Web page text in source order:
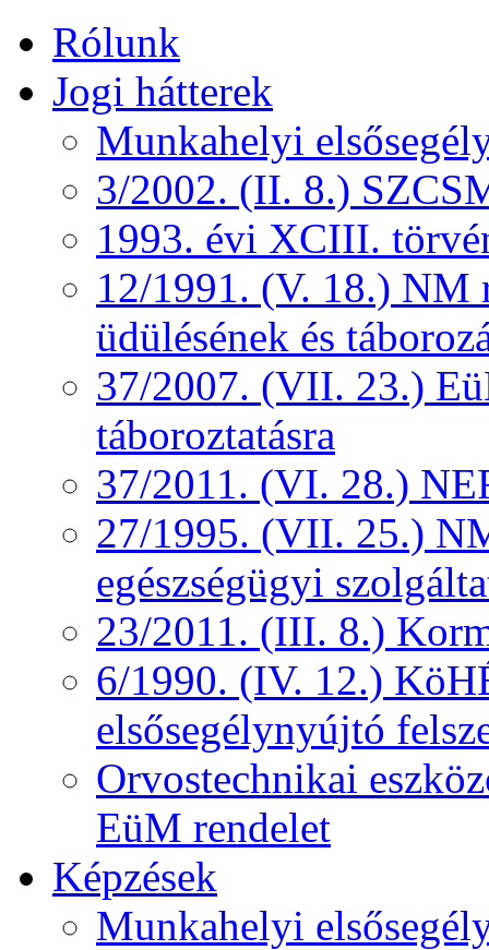
Rólunk
Jogi hátterek
Munkahelyi
3/2002. (II. 8.)
1993. évi XCIII.
12/1991. (V. 18.) NM
üdülésének és
37/2007. (VII. 23.)
táboroztatásra
37/2011. (VI. 28.)
27/1995. (VII. 25.)
egészségügyi
23/2011. (III. 8.)
6/1990. (IV. 12.)
elsősegélynyújtó
Orvostechnikai
EüM rendelet
Képzések
Munkahelyi